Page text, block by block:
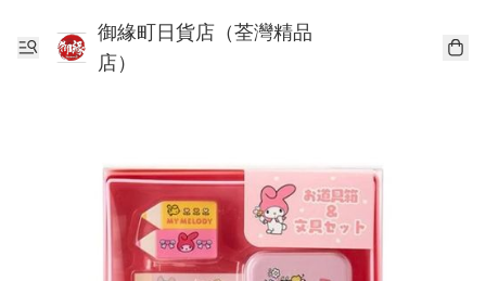
御緣町日貨店（荃灣精品
店）